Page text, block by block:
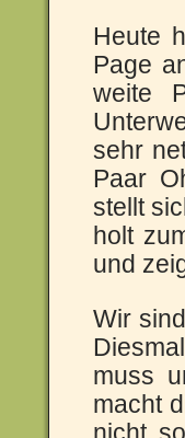
Heute
Page
weite
sehr
Paar
stellt
holt
und
Wir
muss
macht